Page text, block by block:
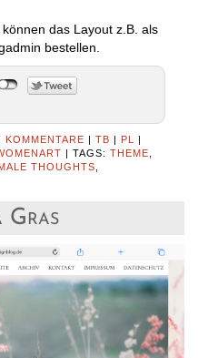
das Layout z.B. als
bestellen.
KOMMENTARE | TB | PL
|
| TAGS: THEME
THOUGHTS
Gras